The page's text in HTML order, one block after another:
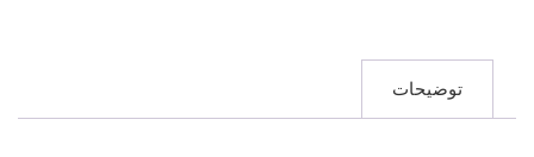
توضیحات